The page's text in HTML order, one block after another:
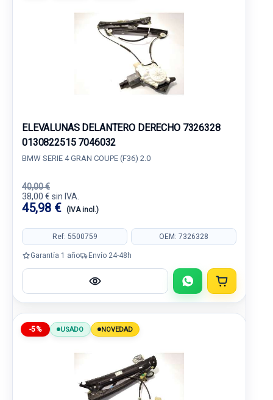
ELEVALUNAS DELANTERO DERECHO 7326328
0130822515 7046032
BMW SERIE 4 GRAN COUPE (F36) 2.0
40,00 €
38,00 € sin IVA.
45,98 € (IVA incl.)
Ref: 5500759 OEM: 7326328
Garantía 1 año Envío 24-48h
-5% USADO NOVEDAD